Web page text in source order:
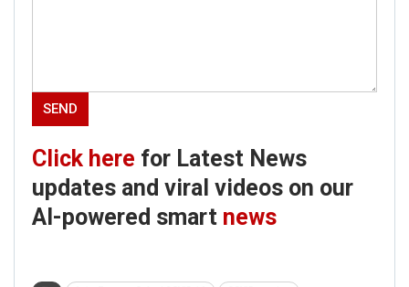
Click here for Latest News
updates and viral videos on our
AI-powered smart news